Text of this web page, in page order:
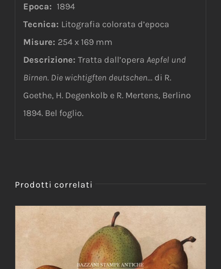
Epoca: 1894
Tecnica: Litografia colorata d’epoca
Misure: 254 x 169 mm
Descrizione: Tratta dall’opera Aepfel und
Birnen. Die wichtigften deutschen… di R.
Goethe, H. Degenkolb e R. Mertens, Berlino
1894. Bel foglio.
Prodotti correlati